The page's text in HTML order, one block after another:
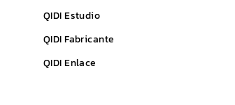
QIDIEstudio
QIDIFabricante
QIDIEnlace